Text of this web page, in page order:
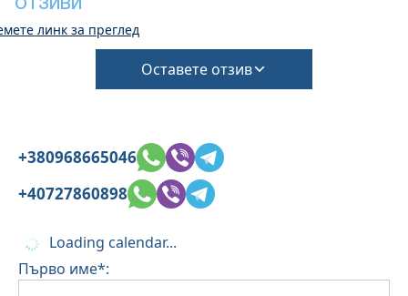
за почистване и депозит за щети)
ОТЗИВИ
линк за преглед
Оставете отзив
+380968665046
+40727860898
Loading calendar...
Първо име*: